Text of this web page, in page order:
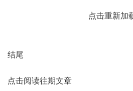
点击重新加
结尾
点击阅读往期文章